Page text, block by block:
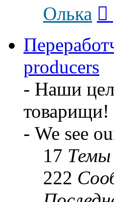
Олька
producers
- Наши
товарищи!
- We see
17 Темы
222